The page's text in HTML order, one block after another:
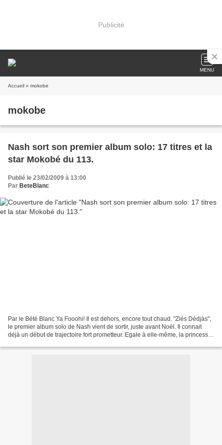
Publicité
MENU
Accueil » mokobe
mokobe
Nash sort son premier album solo: 17 titres et la
star Mokobé du 113.
Publié le 23/02/2009 à 13:00
Par BeteBlanc
Par le Bété Blanc Ya Fooohi! Il est dehors, encore tout chaud. "Ziés Dédjàs",
le premier album solo de Nash vient de sortir, juste avant Noël. Il connait
déjà un début de trajectoire fort prometteur. Egale à elle-même, la princesse